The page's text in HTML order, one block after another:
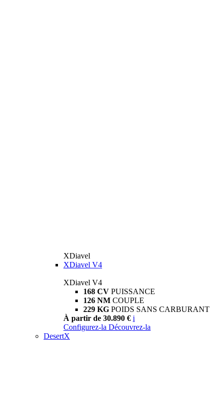
XDiavel
XDiavel V4
XDiavel V4
168 CV PUISSANCE
126 NM COUPLE
229 KG POIDS SANS CARBURANT
À partir de 30.890 € i
Configurez-la Découvrez-la
DesertX